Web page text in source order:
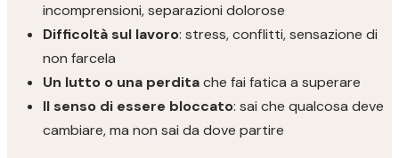
incomprensioni, separazioni dolorose
Difficoltà sul lavoro: stress, conflitti, sensazione di
non farcela
Un lutto o una perditache fai fatica a superare
Il senso di essere bloccato: sai che qualcosa deve
cambiare, ma non sai da dove partire